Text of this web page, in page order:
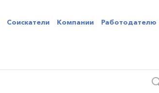
Соискатели Компании Работодателю